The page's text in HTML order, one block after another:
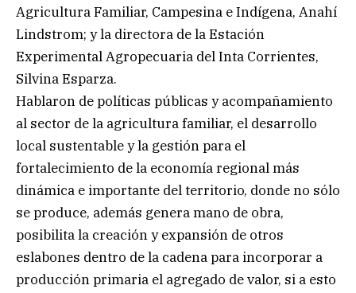
Agricultura Familiar, Campesina e Indígena, Anahí
Lindstrom; y la directora de la Estación
Experimental Agropecuaria del Inta Corrientes,
Silvina Esparza.
Hablaron de políticas públicas y acompañamiento
al sector de la agricultura familiar, el desarrollo
local sustentable y la gestión para el
fortalecimiento de la economía regional más
dinámica e importante del territorio, donde no sólo
se produce, además genera mano de obra,
posibilita la creación y expansión de otros
eslabones dentro de la cadena para incorporar a
producción primaria el agregado de valor, si a esto